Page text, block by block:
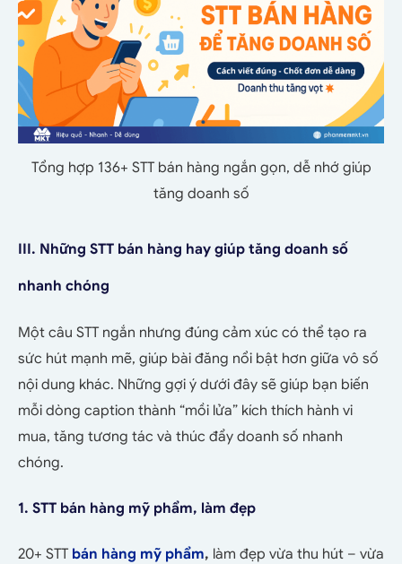
Tổng hợp 136+ STT bán hàng ngắn gọn, dễ nhớ giúp
tăng doanh số
III. Những STT bán hàng hay giúp tăng doanh số
nhanh chóng
Một câu STT ngắn nhưng đúng cảm xúc có thể tạo ra
sức hút mạnh mẽ, giúp bài đăng nổi bật hơn giữa vô số
nội dung khác. Những gợi ý dưới đây sẽ giúp bạn biến
mỗi dòng caption thành “mồi lửa” kích thích hành vi
mua, tăng tương tác và thúc đẩy doanh số nhanh
chóng.
1. STT bán hàng mỹ phẩm, làm đẹp
20+ STT bán hàng mỹ phẩm, làm đẹp vừa thu hút – vừa